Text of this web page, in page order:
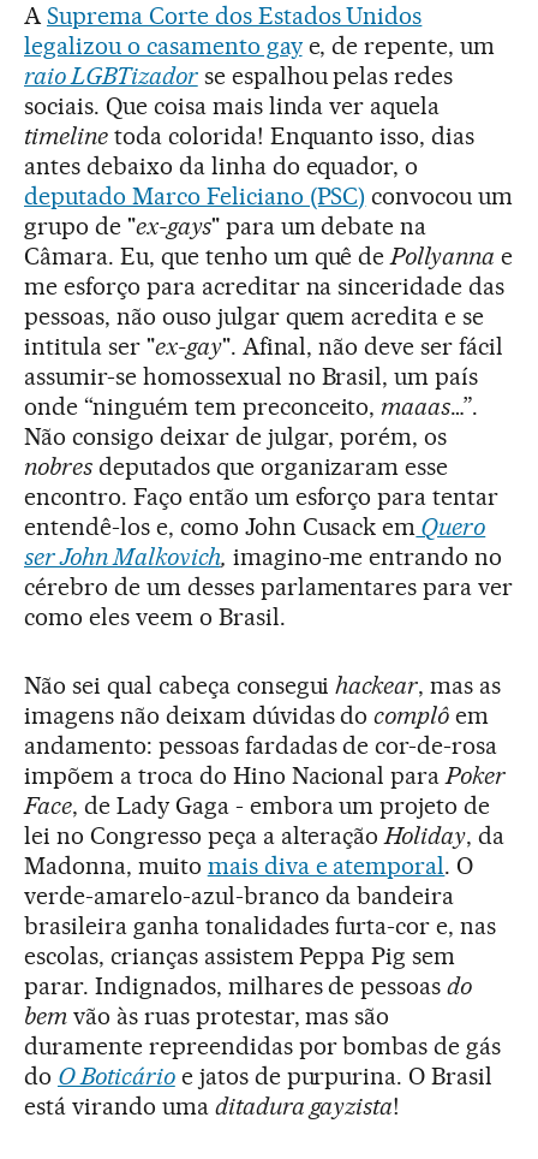
ASuprema Corte dos Estados Unidos
legalizou o casamento gaye, de repente, um
raio LGBTizadorse espalhou pelas redes
sociais. Que coisa mais linda ver aquela
timelinetoda colorida! Enquanto isso, dias
antes debaixo da linha do equador, o
deputado Marco Feliciano (PSC) convocou um
grupo de "ex-gays" para um debate na
Câmara. Eu, que tenho um quê dePollyanna e
me esforço para acreditar na sinceridade das
pessoas, não ouso julgar quem acredita e se
intitula ser "ex-gay". Afinal, não deve ser fácil
assumir-se homossexual no Brasil, um país
onde “ninguém tem preconceito,maaas…”.
Não consigo deixar de julgar, porém, os
nobresdeputados que organizaram esse
encontro. Faço então um esforço para tentar
entendê-los e, como John Cusack em Quero
ser John Malkovich, imagino-me entrando no
cérebro de um desses parlamentares para ver
como eles veem o Brasil.
Não sei qual cabeça conseguihackear, mas as
imagens não deixam dúvidas docomplô em
andamento: pessoas fardadas de cor-de-rosa
impõem a troca do Hino Nacional paraPoker
Face, de Lady Gaga - embora um projeto de
lei no Congresso peça a alteraçãoHoliday, da
Madonna, muito mais diva e atemporal. O
verde-amarelo-azul-branco da bandeira
brasileira ganha tonalidades furta-cor e, nas
escolas, crianças assistem Peppa Pig sem
parar. Indignados, milhares de pessoasdo
bemvão às ruas protestar, mas são
duramente repreendidas por bombas de gás
do O Boticárioe jatos de purpurina. O Brasil
está virando uma ditadura gayzista!